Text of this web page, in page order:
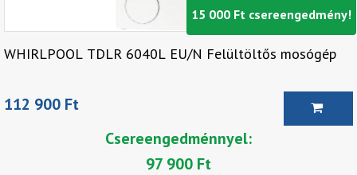
15 000 Ft csereengedmény!
WHIRLPOOL TDLR 6040L EU/N Felültöltős mosógép
112 900 Ft
Csereengedménnyel:
97 900 Ft